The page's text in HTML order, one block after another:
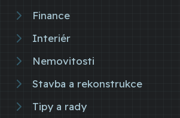
Finance
Interiér
Nemovitosti
Stavba a rekonstrukce
Tipy a rady